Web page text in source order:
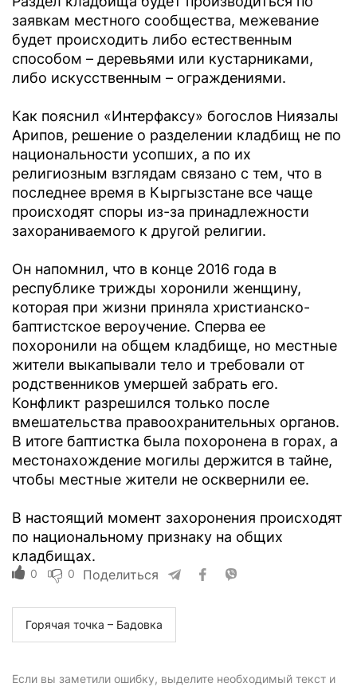
заявкам местного сообщества, межевание
будет происходить либо естественным
способом – деревьями или кустарниками,
либо искусственным – ограждениями.
Как пояснил «Интерфаксу» богослов Ниязалы
Арипов, решение о разделении кладбищ не по
национальности усопших, а по их
религиозным взглядам связано с тем, что в
последнее время в Кыргызстане все чаще
происходят споры из-за принадлежности
захораниваемого к другой религии.
Он напомнил, что в конце 2016 года в
республике трижды хоронили женщину,
которая при жизни приняла христианско-
баптистское вероучение. Сперва ее
похоронили на общем кладбище, но местные
жители выкапывали тело и требовали от
родственников умершей забрать его.
Конфликт разрешился только после
вмешательства правоохранительных органов.
В итоге баптистка была похоронена в горах, а
местонахождение могилы держится в тайне,
чтобы местные жители не осквернили ее.
В настоящий момент захоронения происходят
по национальному признаку на общих
кладбищах.
0 0 Поделиться
Горячая точка – Бадовка
Если вы заметили ошибку, выделите необходимый текст и